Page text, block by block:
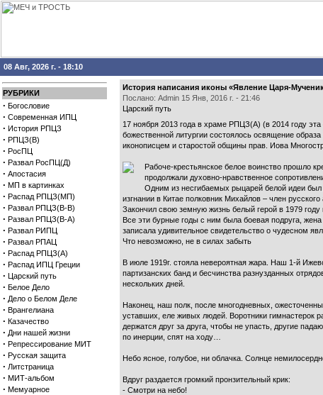
08 Авг, 2026 г. - 18:10
РУБРИКИ
· Богословие
· Современная ИПЦ
· История РПЦЗ
· РПЦЗ(В)
· РосПЦ
· Развал РосПЦ(Д)
· Апостасия
· МП в картинках
· Распад РПЦЗ(МП)
· Развал РПЦЗ(В-В)
· Развал РПЦЗ(В-А)
· Развал РИПЦ
· Развал РПАЦ
· Распад РПЦЗ(А)
· Распад ИПЦ Греции
· Царский путь
· Белое Дело
· Дело о Белом Деле
· Врангелиана
· Казачество
· Дни нашей жизни
· Репрессирование МИТ
· Русская защита
· Литстраница
· МИТ-альбом
· Мемуарное
История написания иконы «Явление Царя-
Послано: Admin 15 Янв, 2016 г. - 21:46
Царский путь
17 ноября 2013 года в храме РПЦЗ(А) (в 2014 году
божественной литургии состоялось освящение
иконописцем и старостой общины прав. Иова
Рабоче-крестьянское белое воинство прошло
продолжали духовно-нравственное
Одним из несгибаемых рыцарей белой идеи
изгнании в Китае полковник Михайлов – член
Закончил свою земную жизнь белый герой в 1979
Все эти бурные годы с ним была боевая подруга,
записала удивительное свидетельство о чудесном
Что невозможно, не в силах забыть
В июле 1919г. стояла невероятная жара. Наш 1-й
партизанских банд и бесчинства разнузданных
нескольких дней.
Наконец, наш полк, после многодневных,
уставших, еле живых людей. Воротники гимнастерок
держатся друг за друга, чтобы не упасть, другие
по инерции, спят на ходу…
Небо ясное, голубое, ни облачка. Солнце
Вдруг раздается громкий пронзительный крик:
- Смотри на небо!